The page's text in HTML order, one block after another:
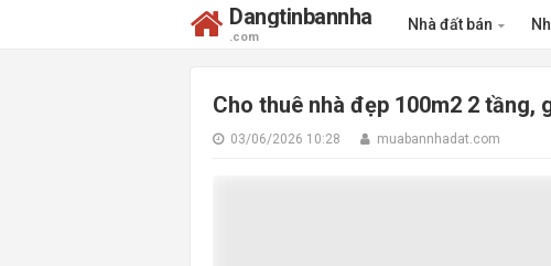
Dangtinbannha
.com
Nhà đất bán
Cho thuê nhà đẹp 100m2 2 tầng,
03/06/2026 10:28 muabannhadat.com